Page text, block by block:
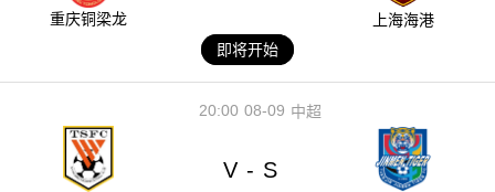
重庆铜梁龙
上海海港
即将开始
08-09
20:00 中超
V - S